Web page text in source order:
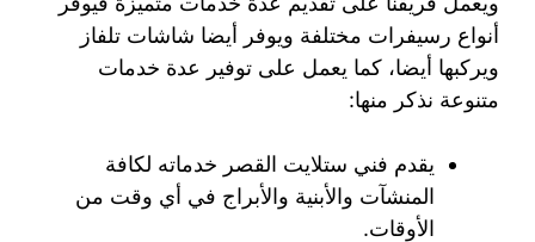
أنواع رسيفرات مختلفة ويوفر أيضا شاشات تلفاز
ويركبها أيضا، كما يعمل على توفير عدة خدمات
متنوعة نذكر منها:
يقدم فني ستلايت القصر خدماته لكافة
المنشآت والأبنية والأبراج في أي وقت من
الأوقات.